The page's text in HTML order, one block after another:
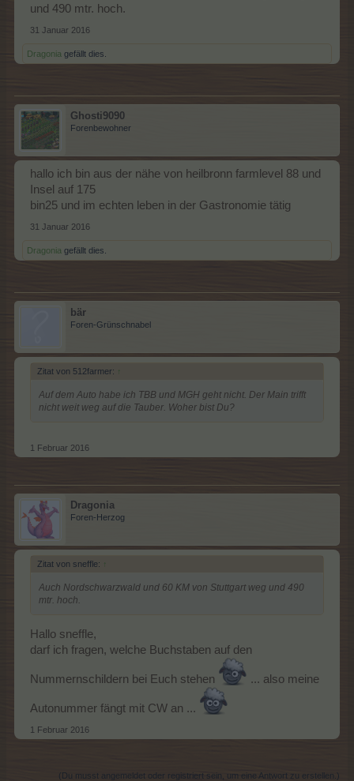
und 490 mtr. hoch.
31 Januar 2016
Dragonia gefällt dies.
Ghosti9090
Forenbewohner
hallo ich bin aus der nähe von heilbronn farmlevel 88 und
Insel auf 175
bin25 und im echten leben in der Gastronomie tätig
31 Januar 2016
Dragonia gefällt dies.
bär
Foren-Grünschnabel
Zitat von 512farmer: ↑
Auf dem Auto habe ich TBB und MGH geht nicht. Der Main trifft
nicht weit weg auf die Tauber. Woher bist Du?
1 Februar 2016
Dragonia
Foren-Herzog
Zitat von sneffle: ↑
Auch Nordschwarzwald und 60 KM von Stuttgart weg und 490
mtr. hoch.
Hallo sneffle,
darf ich fragen, welche Buchstaben auf den
Nummernschildern bei Euch stehen ... also meine
Autonummer fängt mit CW an ...
1 Februar 2016
(Du musst angemeldet oder registriert sein, um eine Antwort zu erstellen.)